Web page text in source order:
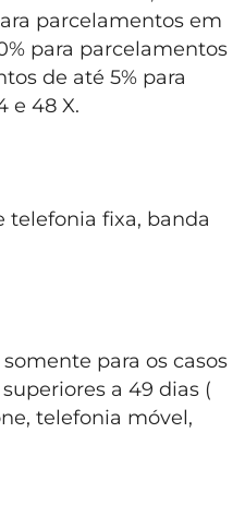
parcelamentos em
para parcelamentos
de até 5% para
e 48 X.
telefonia fixa, banda
para os casos
a 49 dias (
telefonia móvel,